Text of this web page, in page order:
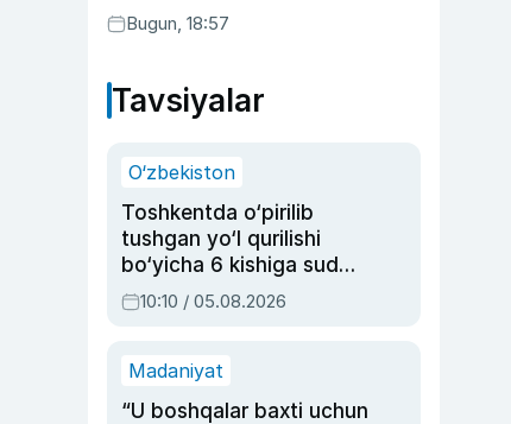
Bugun, 18:57
Tavsiyalar
O‘zbekiston
Toshkentda o‘pirilib
tushgan yo‘l qurilishi
bo‘yicha 6 kishiga sud
hukmi o‘qildi
10:10 / 05.08.2026
Madaniyat
“U boshqalar baxti uchun